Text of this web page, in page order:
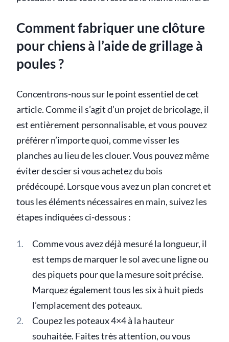
Comment fabriquer une clôture
pour chiens à l’aide de grillage à
poules ?
Concentrons-nous sur le point essentiel de cet
article. Comme il s’agit d’un projet de bricolage, il
est entièrement personnalisable, et vous pouvez
préférer n’importe quoi, comme visser les
planches au lieu de les clouer. Vous pouvez même
éviter de scier si vous achetez du bois
prédécoupé. Lorsque vous avez un plan concret et
tous les éléments nécessaires en main, suivez les
étapes indiquées ci-dessous :
Comme vous avez déjà mesuré la longueur, il
est temps de marquer le sol avec une ligne ou
des piquets pour que la mesure soit précise.
Marquez également tous les six à huit pieds
l’emplacement des poteaux.
Coupez les poteaux 4×4 à la hauteur
souhaitée. Faites très attention, ou vous